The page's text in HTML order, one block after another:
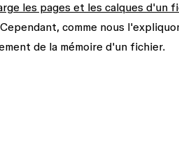
les pages et les calques d'un
comme nous
de la mémoire d'un fichier.